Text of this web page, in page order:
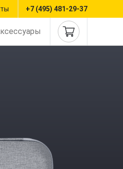
+7 (495) 481-29-37